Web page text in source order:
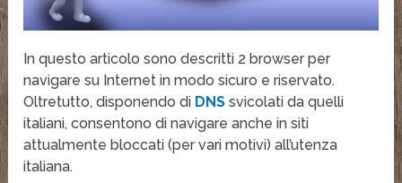
In questo articolo sono descritti 2 browser per
navigare su Internet in modo sicuro e riservato.
Oltretutto, disponendo di DNS svicolati da quelli
italiani, consentono di navigare anche in siti
attualmente bloccati (per vari motivi) all’utenza
italiana.